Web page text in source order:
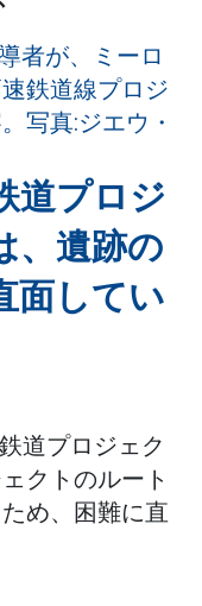
道プロジ
、遺跡の
面してい
道プロジェク
クトのルート
め、困難に直